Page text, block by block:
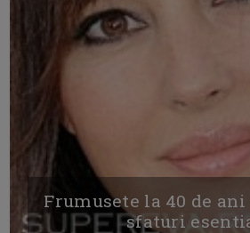
Frumusete la 40 de
sfaturi